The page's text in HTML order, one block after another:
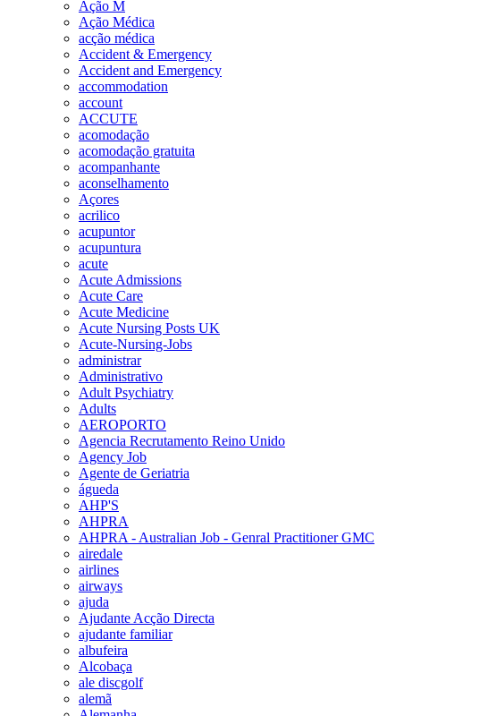
Ação M
Ação Médica
acção médica
Accident & Emergency
Accident and Emergency
accommodation
account
ACCUTE
acomodação
acomodação gratuita
acompanhante
aconselhamento
Açores
acrilico
acupuntor
acupuntura
acute
Acute Admissions
Acute Care
Acute Medicine
Acute Nursing Posts UK
Acute-Nursing-Jobs
administrar
Administrativo
Adult Psychiatry
Adults
AEROPORTO
Agencia Recrutamento Reino Unido
Agency Job
Agente de Geriatria
águeda
AHP'S
AHPRA
AHPRA - Australian Job - Genral Practitioner GMC
airedale
airlines
airways
ajuda
Ajudante Acção Directa
ajudante familiar
albufeira
Alcobaça
ale discgolf
alemã